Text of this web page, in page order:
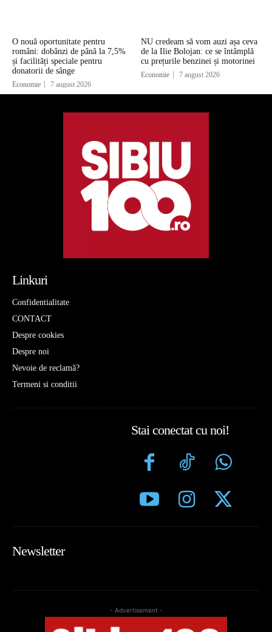
O nouă oportunitate pentru
români: dobânzi de până la 7,5%
și facilități speciale pentru
donatorii de sânge
Economie 7 august 2026
NU credeam să vom auzi așa ceva
de la Ilie Bolojan: ce se întâmplă
cu prețurile benzinei și motorinei
Economie 7 august 2026
Linkuri
Confidentialitate
CONTACT
Despre cookies
Despre noi
Nevoie de reclamă?
Termeni si conditii
Stai conectat cu noi!
Newsletter
- Advertisement -